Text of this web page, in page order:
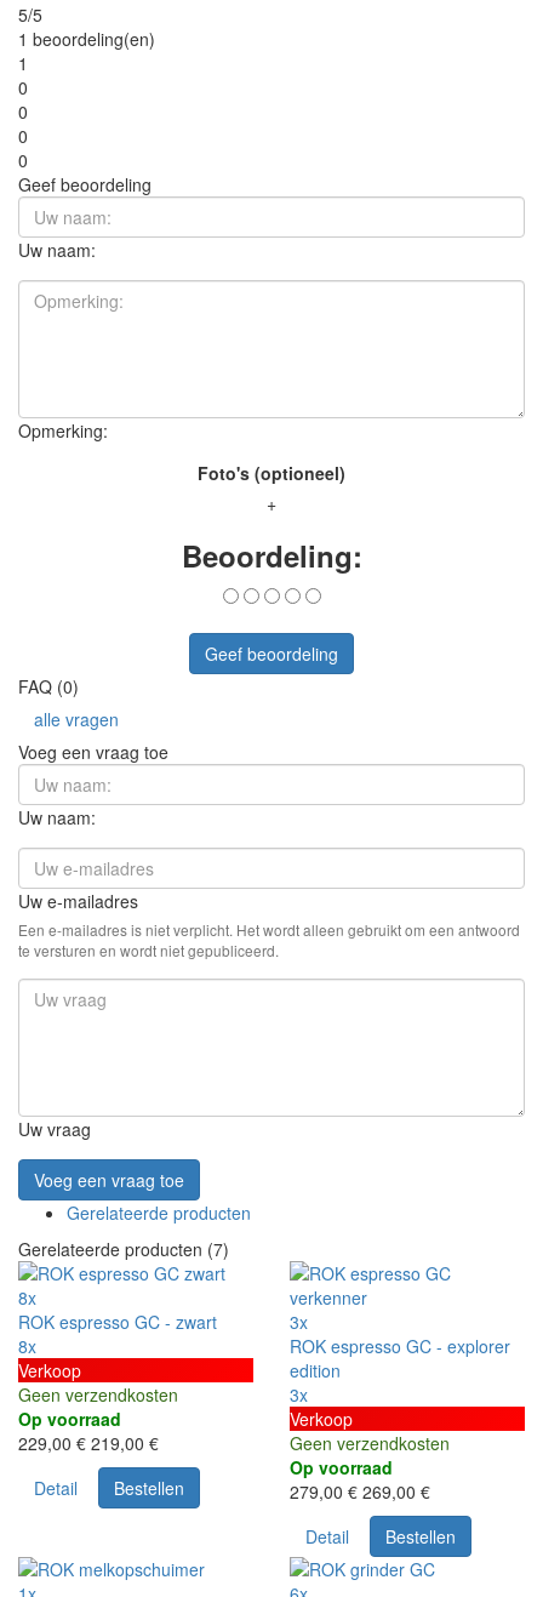
5/5
1 beoordeling(en)
1
0
0
0
0
Geef beoordeling
Uw naam:
Opmerking:
Foto's (optioneel)
+
Beoordeling:
Geef beoordeling
FAQ (0)
alle vragen
Voeg een vraag toe
Uw naam:
Uw e-mailadres
Een e-mailadres is niet verplicht. Het wordt alleen gebruikt om een antwoord
te versturen en wordt niet gepubliceerd.
Uw vraag
Voeg een vraag toe
Gerelateerde producten
Gerelateerde producten (7)
8x
ROK espresso GC - zwart
8x
Verkoop
Geen verzendkosten
Op voorraad
229,00 € 219,00 €
Detail
Bestellen
3x
ROK espresso GC - explorer
edition
3x
Verkoop
Geen verzendkosten
Op voorraad
279,00 € 269,00 €
Detail
Bestellen